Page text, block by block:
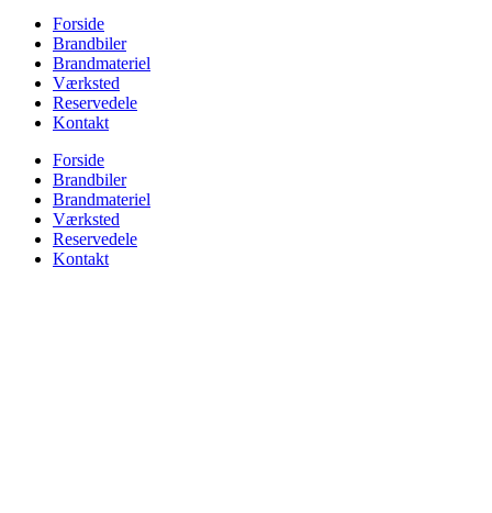
Forside
Brandbiler
Brandmateriel
Værksted
Reservedele
Kontakt
Forside
Brandbiler
Brandmateriel
Værksted
Reservedele
Kontakt